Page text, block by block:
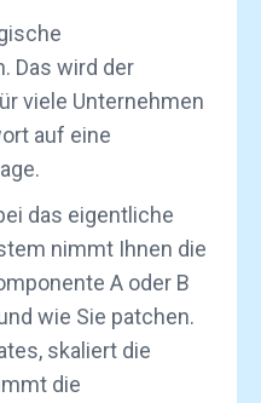
Das wird der
viele Unternehmen
auf eine
das eigentliche
nimmt Ihnen die
A oder B
wie Sie patchen.
skaliert die
die